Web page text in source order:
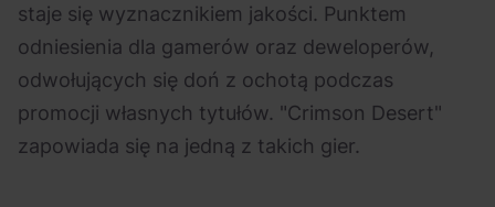
Polecane Scena Impostora 06.08.2026
Kto jest
prawdziwym fanem
Chivasa?
eBilet Festiwal 05.08.2026
Aplikacja
KAMAAAN nową
inicjatywą eBilet
jednoczącą fanów
staje się wyznacznikiem jakości. Punktem
odniesienia dla gamerów oraz deweloperów,
odwołujących się doń z ochotą podczas
promocji własnych tytułów. "Crimson Desert"
zapowiada się na jedną z takich gier.